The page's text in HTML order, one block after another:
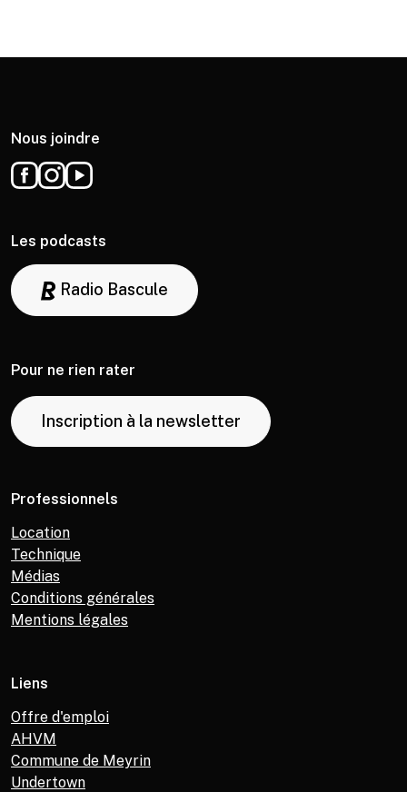
Nous joindre
Les podcasts
Radio Bascule
Pour ne rien rater
Inscription à la newsletter
Professionnels
Location
Technique
Médias
Conditions générales
Mentions légales
Liens
Offre d'emploi
AHVM
Commune de Meyrin
Undertown